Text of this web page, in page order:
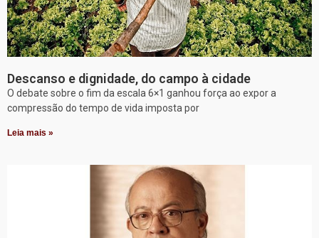
Descanso e dignidade, do campo à cidade
O debate sobre o fim da escala 6×1 ganhou força ao expor a
compressão do tempo de vida imposta por
Leia mais »